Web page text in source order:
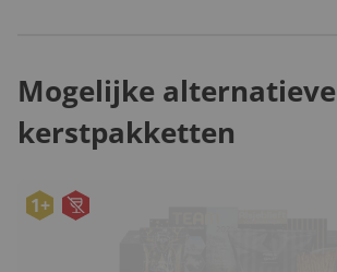
Mogelijke alternatieve
kerstpakketten
1+